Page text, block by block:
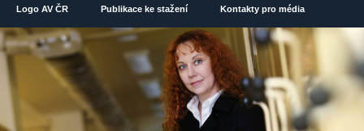
Logo AV ČR Publikace ke stažení Kontakty pro média